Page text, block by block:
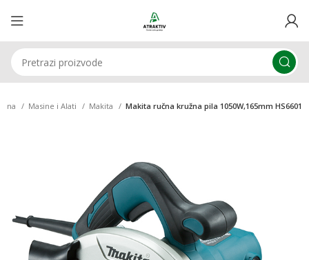
Masine i Alati Makita Makita ručna kružna pila 1050W,165mm HS6601